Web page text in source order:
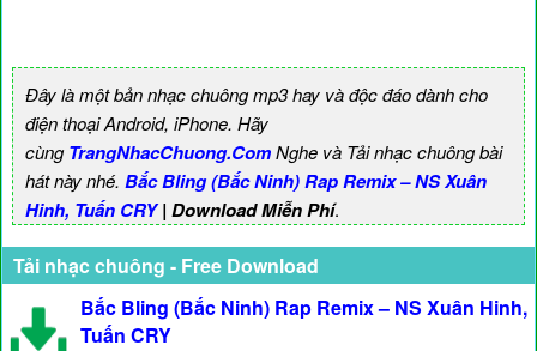
Đây là một bản nhạc chuông mp3 hay và độc đáo dành cho
điện thoại Android, iPhone. Hãy
cùngTrangNhacChuong.ComNghe và Tải nhạc chuông bài
hát này nhé. Bắc Bling (Bắc Ninh) Rap Remix – NS Xuân
Hinh, Tuấn CRY| Download Miễn Phí.
Tải nhạc chuông - Free Download
Bắc Bling (Bắc Ninh) Rap Remix – NS Xuân Hinh,
Tuấn CRY